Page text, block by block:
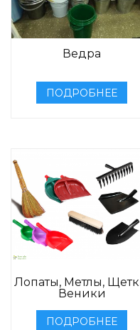
Ведра
ПОДРОБНЕЕ
Лопаты, Метлы,
Веники
ПОДРОБНЕЕ